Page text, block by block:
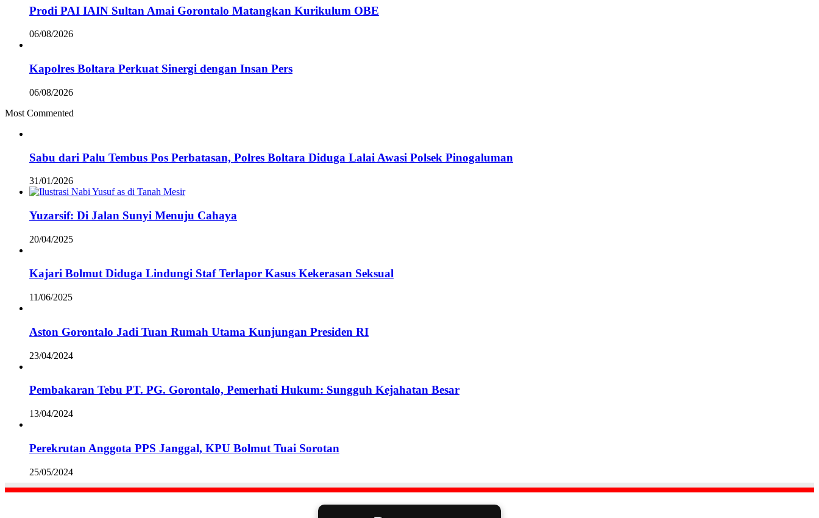
Prodi PAI IAIN Sultan Amai Gorontalo Matangkan Kurikulum OBE
06/08/2026
Kapolres Boltara Perkuat Sinergi dengan Insan Pers
06/08/2026
Most Commented
Sabu dari Palu Tembus Pos Perbatasan, Polres Boltara Diduga Lalai Awasi Polsek Pinogaluman
31/01/2026
Yuzarsif: Di Jalan Sunyi Menuju Cahaya
20/04/2025
Kajari Bolmut Diduga Lindungi Staf Terlapor Kasus Kekerasan Seksual
11/06/2025
Aston Gorontalo Jadi Tuan Rumah Utama Kunjungan Presiden RI
23/04/2024
Pembakaran Tebu PT. PG. Gorontalo, Pemerhati Hukum: Sungguh Kejahatan Besar
13/04/2024
Perekrutan Anggota PPS Janggal, KPU Bolmut Tuai Sorotan
25/05/2024